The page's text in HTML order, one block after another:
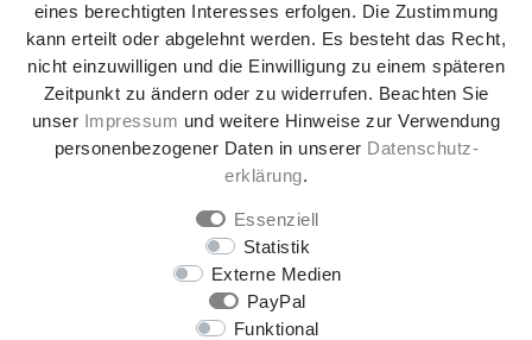
Impressum Daten­schutz­erklärung AGB
Vertrag widerrufen
* Alle Preise inkl. gesetzl. Mehrwertsteuer zzgl.
Versandkosten, wenn nicht anders beschrieben.
** Gilt für DHL-Paket Standardlieferungen innerhalb
eines berechtigten Interesses erfolgen. Die Zustimmung
kann erteilt oder abgelehnt werden. Es besteht das Recht,
nicht einzuwilligen und die Einwilligung zu einem späteren
Zeitpunkt zu ändern oder zu widerrufen. Beachten Sie
unser Impressum und weitere Hinweise zur Verwendung
personenbezogener Daten in unserer Daten­schutz­
erklärung.
Essenziell
Statistik
Externe Medien
PayPal
Funktional